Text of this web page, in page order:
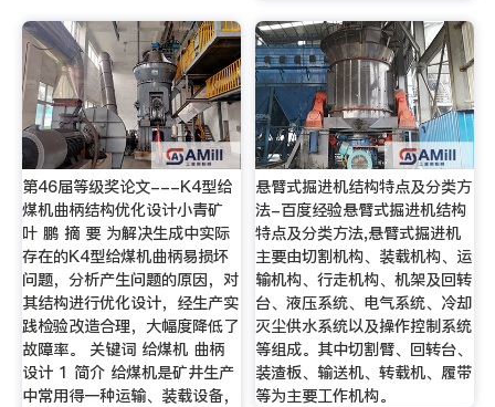
第46届等级奖论文---K4型给
煤机曲柄结构优化设计小青矿
叶 鹏 摘 要 为解决生成中实际
存在的K4型给煤机曲柄易损坏
问题，分析产生问题的原因，对
其结构进行优化设计，经生产实
践检验改造合理，大幅度降低了
故障率。 关键词 给煤机 曲柄
设计 1 简介 给煤机是矿井生产
中常用得一种运输、装载设备，
悬臂式掘进机结构特点及分类方
法-百度经验悬臂式掘进机结构
特点及分类方法,悬臂式掘进机
主要由切割机构、装载机构、运
输机构、行走机构、机架及回转
台、液压系统、电气系统、冷却
灭尘供水系统以及操作控制系统
等组成。其中切割臂、回转台、
装渣板、输送机、转载机、履带
等为主要工作机构。